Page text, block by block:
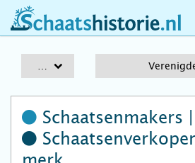
schaatshistorie.nl
Schaatsenmakers |